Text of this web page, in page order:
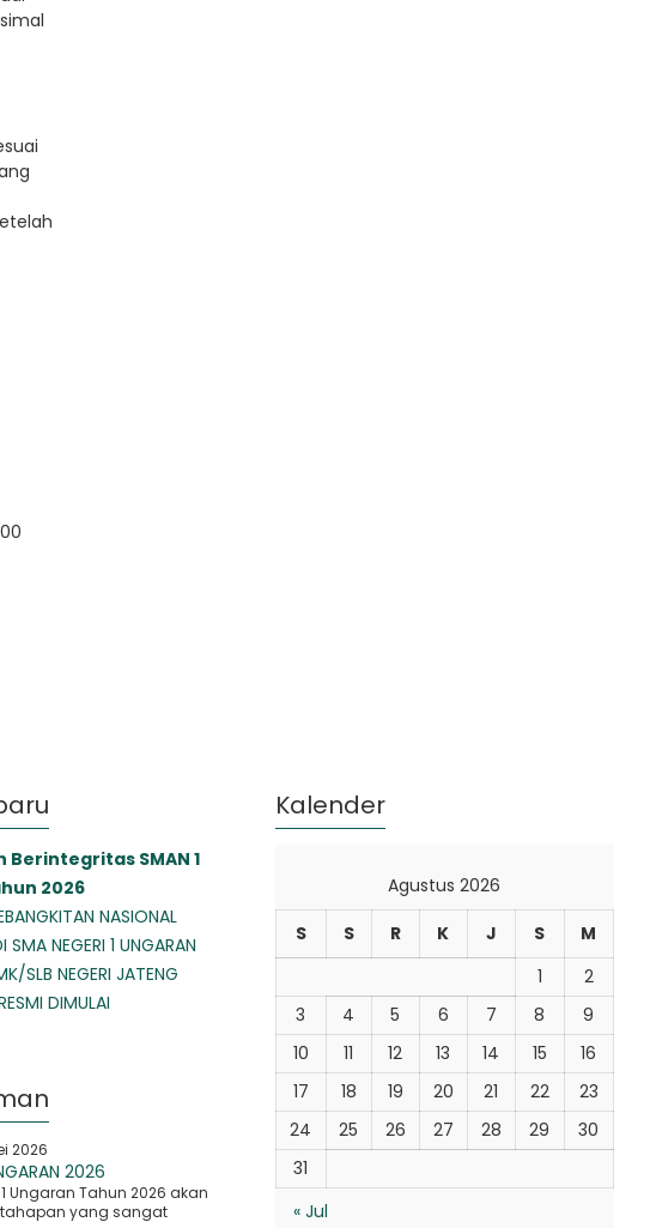
Berintegritas SMAN 1
2026
NASIONAL
SMA NEGERI 1 UNGARAN
SLB NEGERI JATENG
DIMULAI
2026
2026
1 Ungaran Tahun 2026 akan
yang sangat
Kalender
Agustus 2026
S
S R K J S
M
1
2
3
4 5 6 7 8
9
10
11 12 13 14 15
16
17
18 19 20 21 22
23
24
25 26 27 28 29
30
31
« Jul